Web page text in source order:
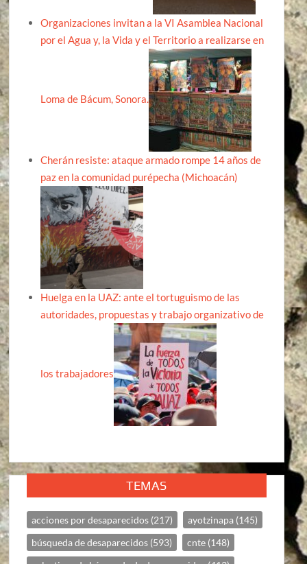
Organizaciones invitan a la VI Asamblea Nacional
por el Agua y, la Vida y el Territorio a realizarse en
Loma de Bácum, Sonora.
Cherán resiste: ataque armado rompe 14 años de
paz en la comunidad purépecha (Michoacán)
Huelga en la UAZ: ante el tortuguismo de las
autoridades, propuestas y trabajo organizativo de
los trabajadores
TEMAS
acciones por desaparecidos (217) ayotzinapa (145)
búsqueda de desaparecidos (593) cnte (148)